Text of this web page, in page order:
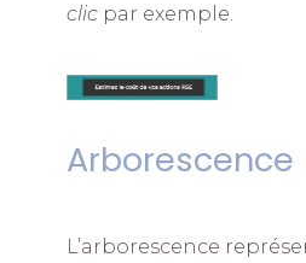
clic par exemple.
Arborescence
L’arborescence